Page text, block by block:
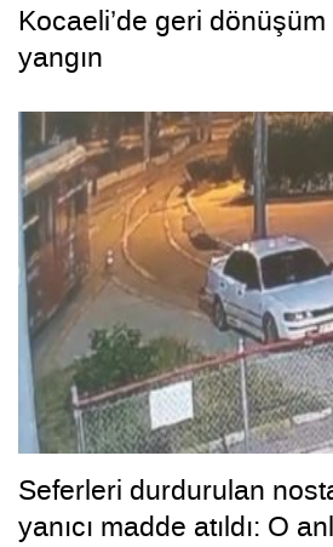
Kocaeli’de geri
yangın
Seferleri durdurulan
yanıcı madde atıldı: O